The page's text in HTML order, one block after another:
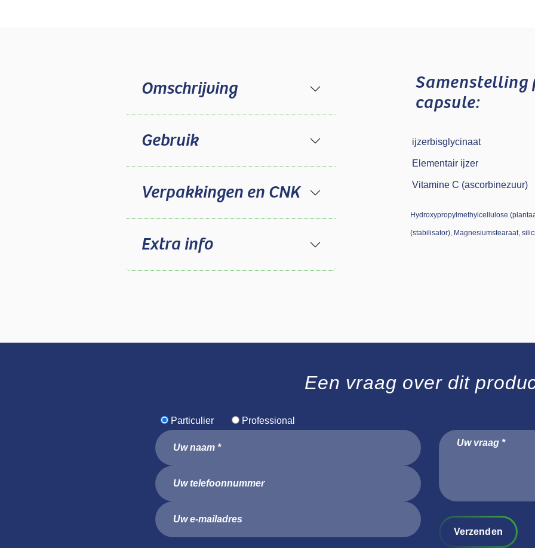
Omschrijving
Gebruik
Verpakkingen en CNK
Extra info
Samenstelling
capsule:
ijzerbisglycinaat
Elementair ijzer
Vitamine C (ascorbinezuur)
Hydroxypropylmethylcellulose
(stabilisator), Magnesiumstearaat,
Een vraag over dit
Particulier Professional
Verzenden